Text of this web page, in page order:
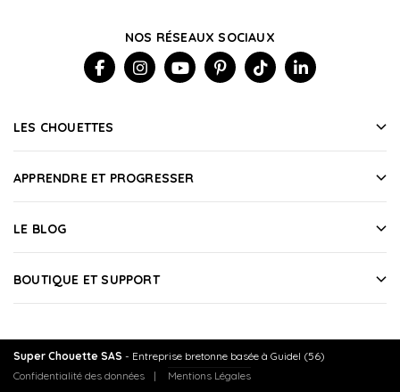
NOS RÉSEAUX SOCIAUX
LES CHOUETTES
APPRENDRE ET PROGRESSER
LE BLOG
BOUTIQUE ET SUPPORT
Super Chouette SAS - Entreprise bretonne basée à Guidel (56)
Confidentialité des données
Mentions Légales